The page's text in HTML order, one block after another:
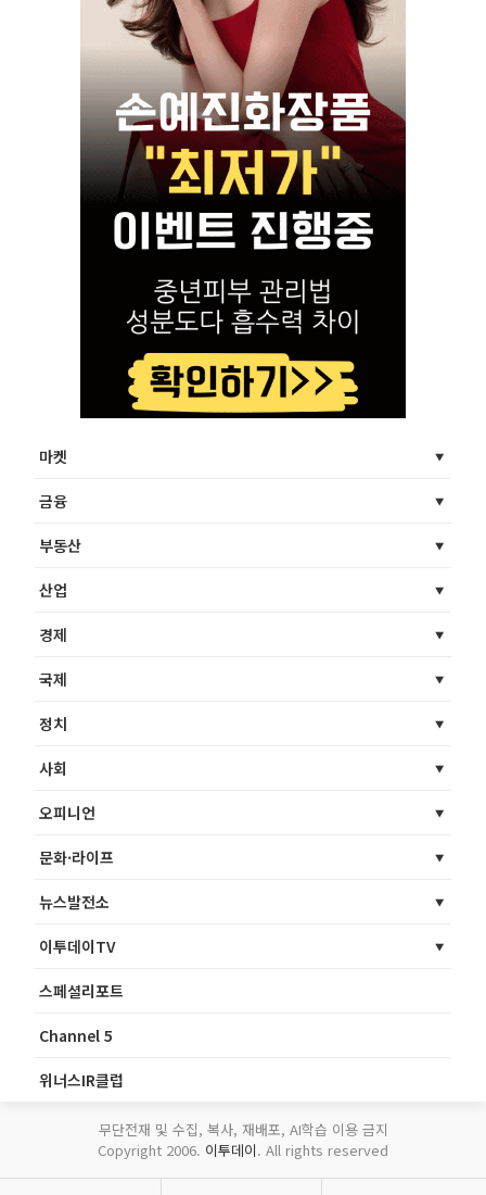
마켓
금융
부동산
산업
경제
국제
정치
사회
오피니언
문화·라이프
뉴스발전소
이투데이TV
스페셜리포트
Channel 5
위너스IR클럽
무단전재 및 수집, 복사, 재배포, AI학습 이용 금지
Copyright 2006. 이투데이. All rights reserved